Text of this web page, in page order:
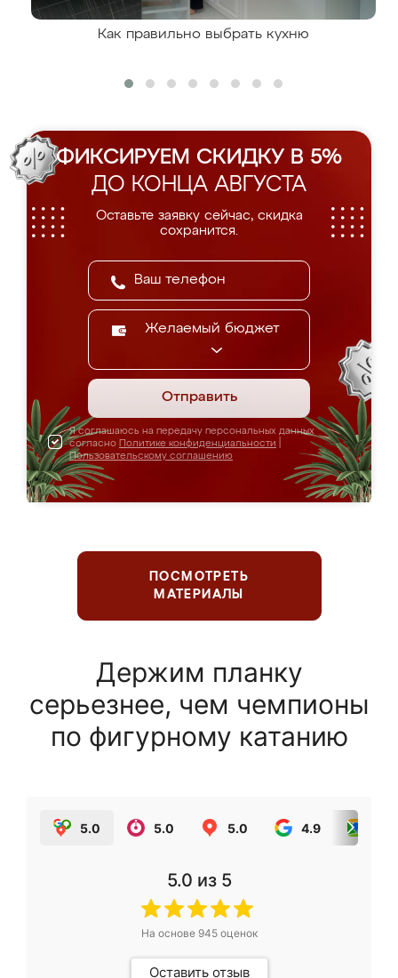
Как правильно выбрать кухню
ФИКСИРУЕМ СКИДКУ В 5%
ДО КОНЦА АВГУСТА
Оставьте заявку сейчас, скидка
сохранится.
Желаемый бюджет
Отправить
Я соглашаюсь на передачу персональных данных
согласно Политике конфиденциальности
Пользовательскому соглашению
ПОСМОТРЕТЬ
МАТЕРИАЛЫ
Держим планку
серьезнее, чем чемпионы
по фигурному катанию
5.0 5.0 5.0 4.9
5.0 из 5
На основе 945оценок
Оставить отзыв